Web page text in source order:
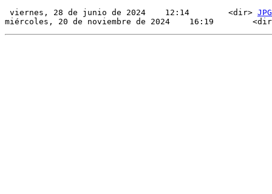
viernes, 28 de junio de 2024    12:14        <dir> JPG
miércoles, 20 de noviembre de 2024    16:19